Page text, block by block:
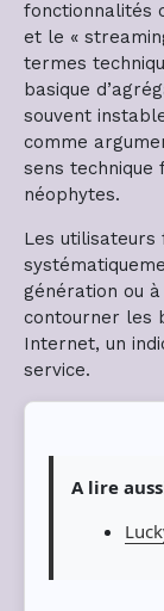
fonctionnalités
et le «
termes
basique
souvent
comme
sens technique
néophytes.
Les utilisateurs
génération ou
contourner les
Internet, un
service.
A lire